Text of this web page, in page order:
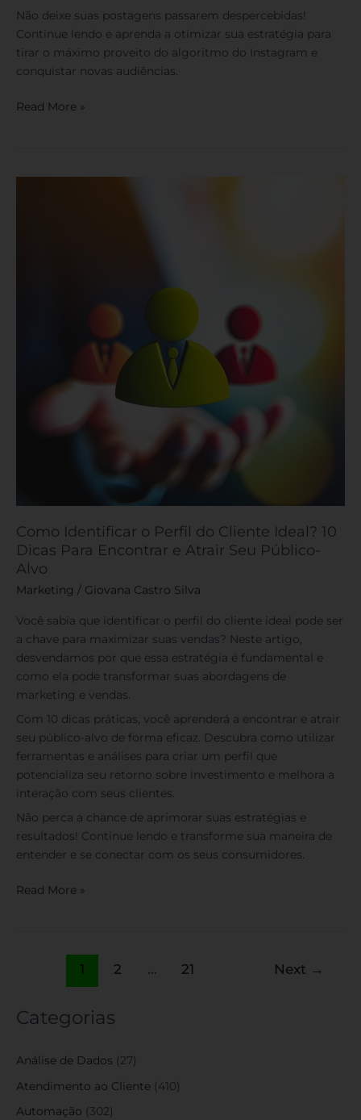
Não deixe suas postagens passarem despercebidas!
Continue lendo e aprenda a otimizar sua estratégia para
tirar o máximo proveito do algoritmo do Instagram e
conquistar novas audiências.
Read More »
Como Identificar o Perfil do Cliente Ideal? 10
Dicas Para Encontrar e Atrair Seu Público-
Alvo
Marketing / Giovana Castro Silva
Você sabia que identificar o perfil do cliente ideal pode ser
a chave para maximizar suas vendas? Neste artigo,
desvendamos por que essa estratégia é fundamental e
como ela pode transformar suas abordagens de
marketing e vendas.
Com 10 dicas práticas, você aprenderá a encontrar e atrair
seu público-alvo de forma eficaz. Descubra como utilizar
ferramentas e análises para criar um perfil que
potencializa seu retorno sobre investimento e melhora a
interação com seus clientes.
Não perca a chance de aprimorar suas estratégias e
resultados! Continue lendo e transforme sua maneira de
entender e se conectar com os seus consumidores.
Read More »
1 2 … 21 Next →
Categorias
Análise de Dados (27)
Atendimento ao Cliente (410)
Automação (302)